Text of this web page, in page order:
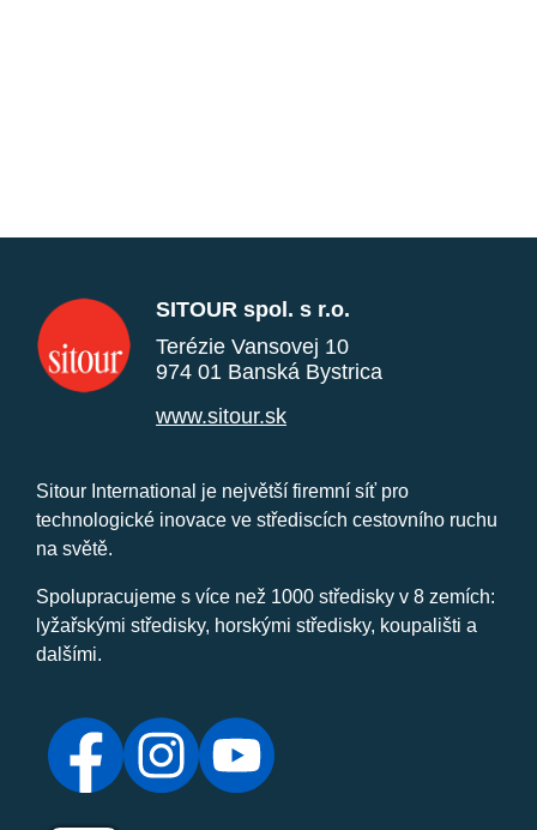
SITOUR spol. s r.o.
Terézie Vansovej 10
974 01 Banská Bystrica
www.sitour.sk
Sitour International je největší firemní síť pro
technologické inovace ve střediscích cestovního ruchu
na světě.
Spolupracujeme s více než 1000 středisky v 8 zemích:
lyžařskými středisky, horskými středisky, koupališti a
dalšími.